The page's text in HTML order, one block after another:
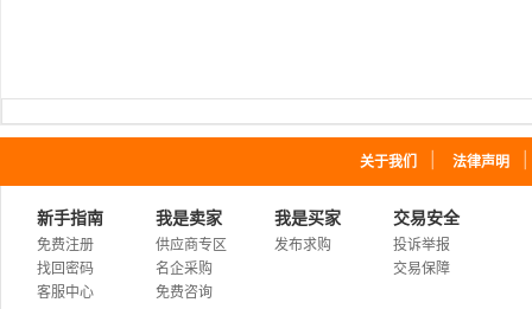
关于我们 法律声明
新手指南
免费注册
找回密码
客服中心
我是卖家
供应商专区
名企采购
免费咨询
我是买家
发布求购
交易安全
投诉举报
交易保障